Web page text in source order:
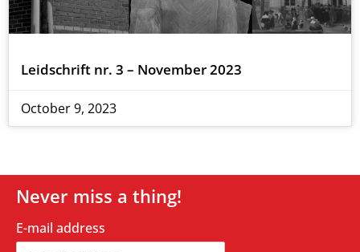
Leidschrift nr. 3 – November 2023
October 9, 2023
Never miss a thing!
E-mail address